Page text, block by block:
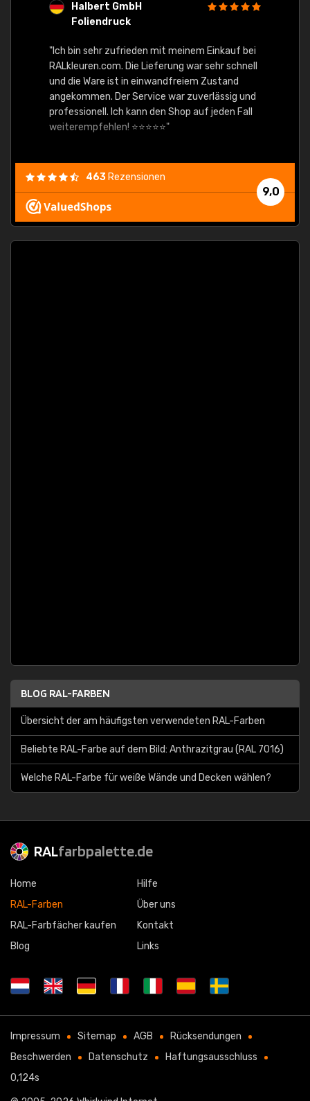
Halbert GmbH
Foliendruck
"Ich bin sehr zufrieden mit meinem Einkauf bei
RALkleuren.com. Die Lieferung war sehr schnell
und die Ware ist in einwandfreiem Zustand
angekommen. Der Service war zuverlässig und
professionell. Ich kann den Shop auf jeden Fall
weiterempfehlen! ⭐⭐⭐⭐⭐"
9,0
463 Rezensionen
BLOG RAL-FARBEN
Übersicht der am häufigsten verwendeten RAL-Farben
Beliebte RAL-Farbe auf dem Bild: Anthrazitgrau (RAL 7016)
Welche RAL-Farbe für weiße Wände und Decken wählen?
RALfarbpalette.de
Home
RAL-Farben
RAL-Farbfächer kaufen
Blog
Hilfe
Über uns
Kontakt
Links
Impressum Sitemap AGB
Rücksendungen
Beschwerden
Datenschutz
Haftungsausschluss
0,124s